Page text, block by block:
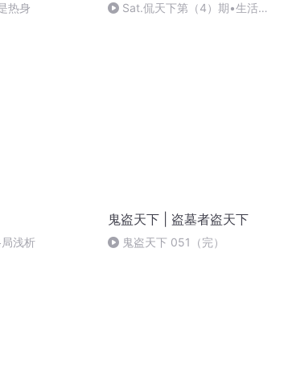
热身
Sat.侃天下第（4）期•生活
浅析
鬼盗天下 | 盗墓者盗天下
鬼盗天下 051（完）